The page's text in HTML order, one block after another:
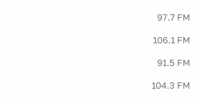
97.7 FM
106.1 FM
91.5 FM
104.3 FM